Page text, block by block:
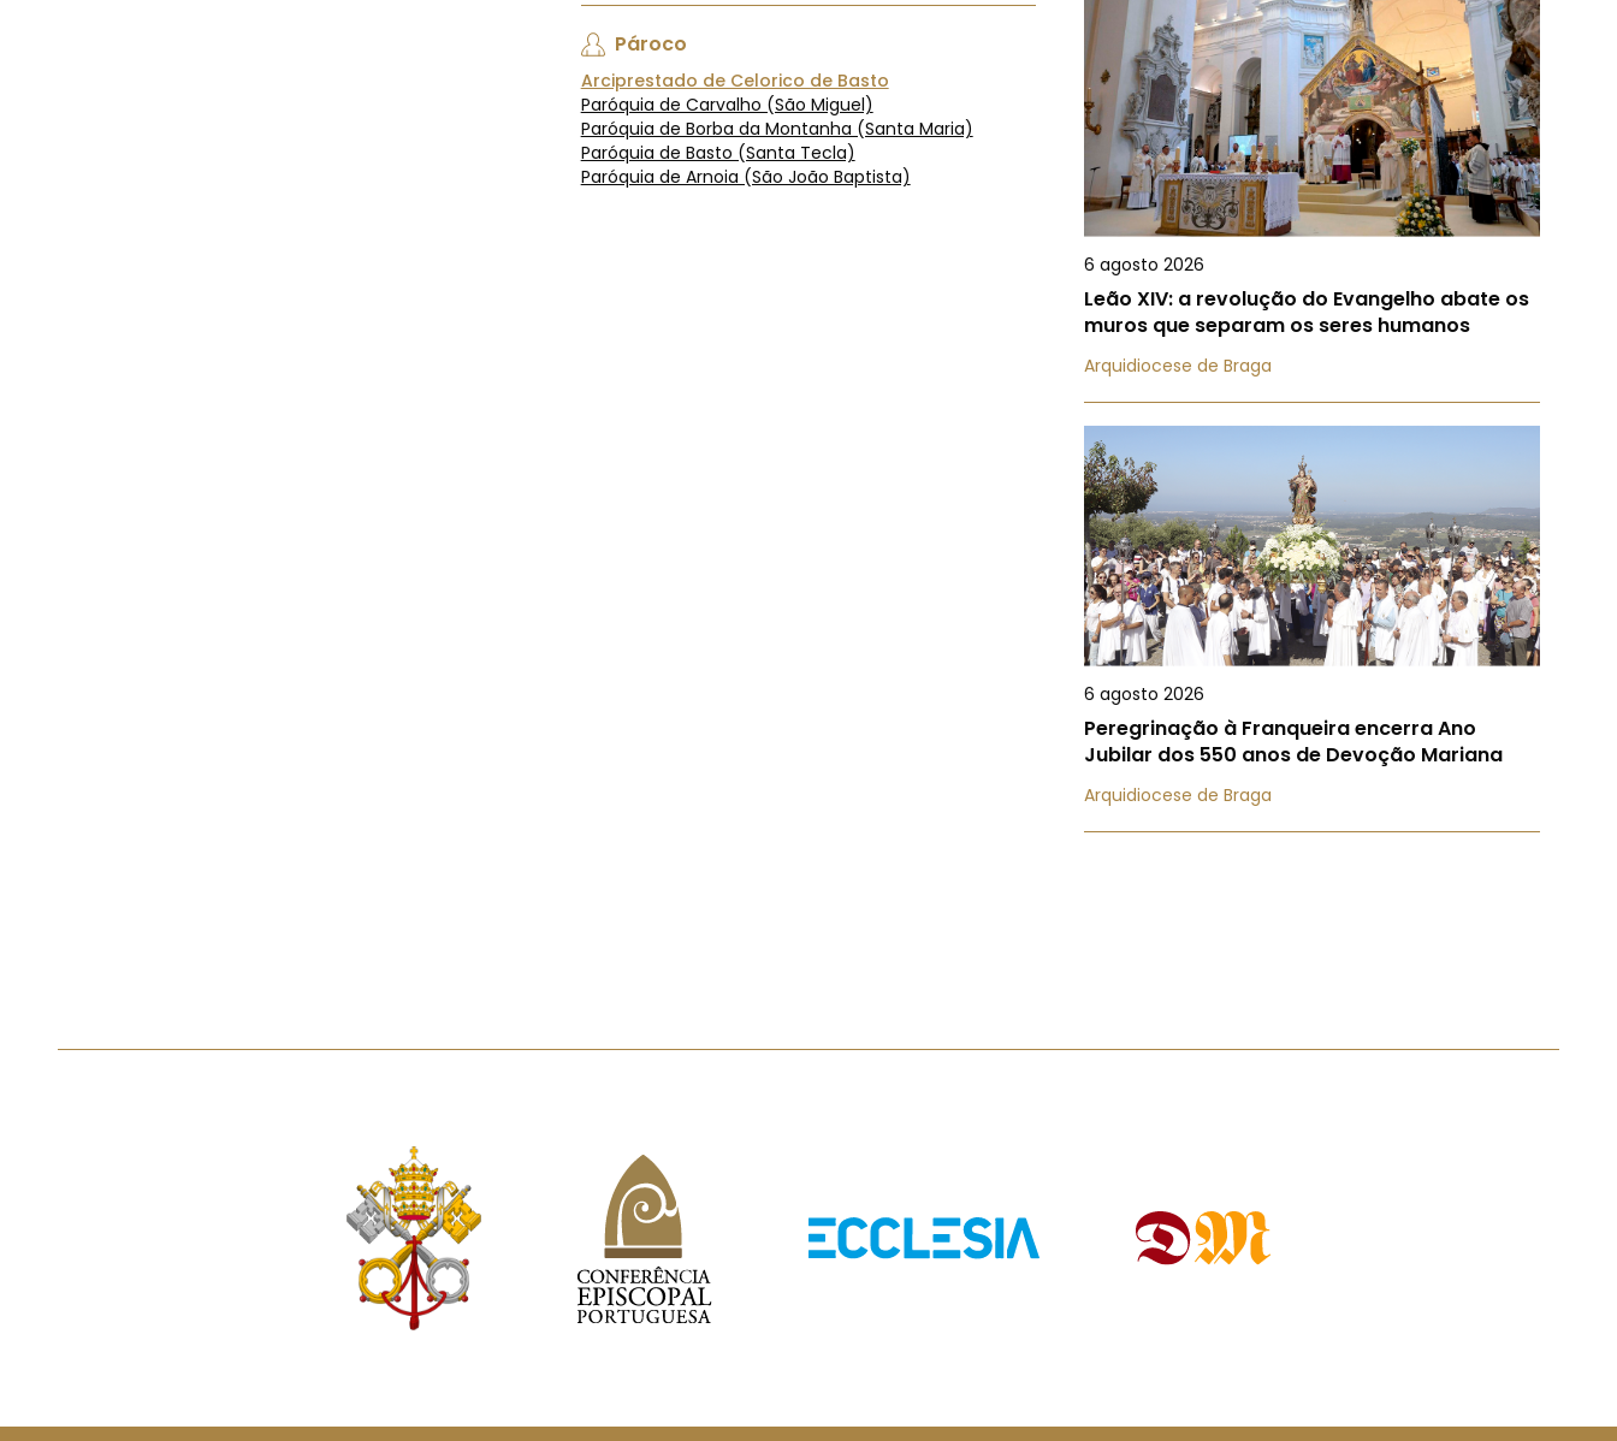
Pároco
Arciprestado de Celorico de Basto
Paróquia de Carvalho (São Miguel)
Paróquia de Borba da Montanha (Santa Maria)
Paróquia de Basto (Santa Tecla)
Paróquia de Arnoia (São João Baptista)
6 agosto 2026
Leão XIV: a revolução do Evangelho abate os
muros que separam os seres humanos
Arquidiocese de Braga
6 agosto 2026
Peregrinação à Franqueira encerra Ano
Jubilar dos 550 anos de Devoção Mariana
Arquidiocese de Braga